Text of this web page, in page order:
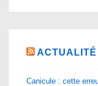
ACTUALITÉ
Canicule : cette